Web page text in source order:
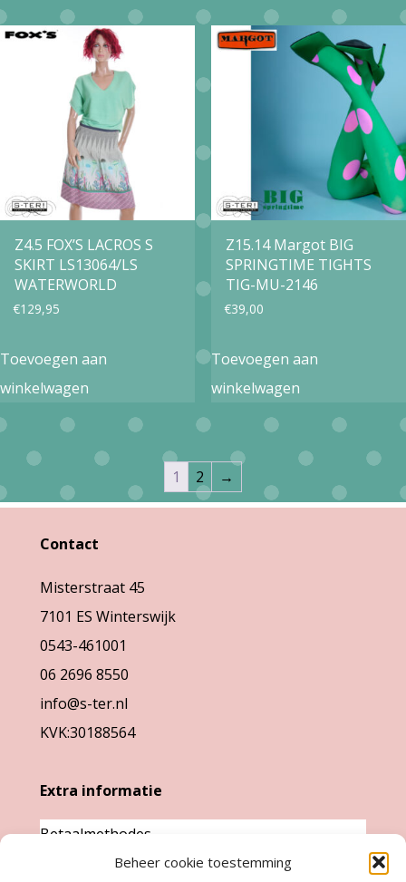
Beheer cookie toestemming
Z4.5 FOX’S LACROS S
SKIRT LS13064/LS
WATERWORLD
€129,95
Toevoegen aan
winkelwagen
Z15.14 Margot BIG
SPRINGTIME TIGHTS
TIG-MU-2146
€39,00
Toevoegen aan
winkelwagen
1 2 →
Contact
Misterstraat 45
7101 ES Winterswijk
0543-461001
06 2696 8550
info@s-ter.nl
KVK:30188564
Extra informatie
Betaalmethodes
Garantie & klachten